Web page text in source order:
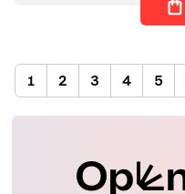
1 2 3 4 5